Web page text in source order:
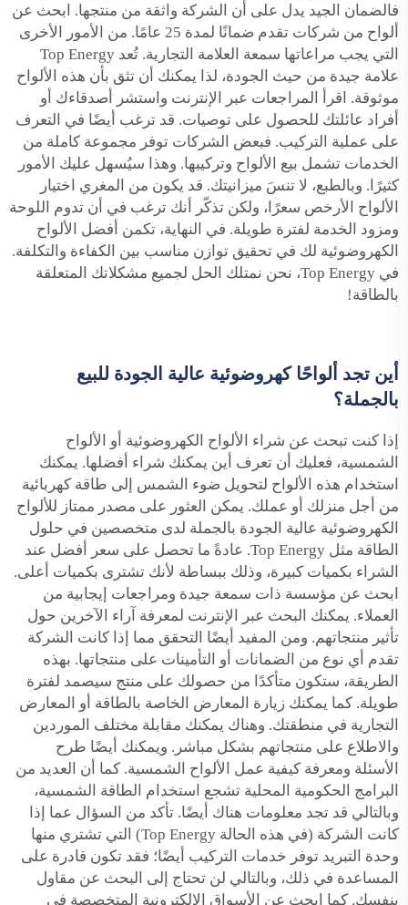
فالضمان الجيد يدل على أن الشركة واثقة من منتجها. ابحث عن
ألواح من شركات تقدم ضمانًا لمدة 25 عامًا. من الأمور الأخرى
التي يجب مراعاتها سمعة العلامة التجارية. تُعد Top Energy
علامة جيدة من حيث الجودة، لذا يمكنك أن تثق بأن هذه الألواح
موثوقة. اقرأ المراجعات عبر الإنترنت واستشر أصدقاءك أو
أفراد عائلتك للحصول على توصيات. قد ترغب أيضًا في التعرف
على عملية التركيب. فبعض الشركات توفر مجموعة كاملة من
الخدمات تشمل بيع الألواح وتركيبها. وهذا سيُسهل عليك الأمور
كثيرًا. وبالطبع، لا تنسَ ميزانيتك. قد يكون من المغري اختيار
الألواح الأرخص سعرًا، ولكن تذكّر أنك ترغب في أن تدوم اللوحة
ومزود الخدمة لفترة طويلة. في النهاية، تكمن أفضل الألواح
الكهروضوئية لك في تحقيق توازن مناسب بين الكفاءة والتكلفة.
في Top Energy، نحن نمتلك الحل لجميع مشكلاتك المتعلقة
بالطاقة!
أين تجد ألواحًا كهروضوئية عالية الجودة للبيع
بالجملة؟
إذا كنت تبحث عن شراء الألواح الكهروضوئية أو الألواح
الشمسية، فعليك أن تعرف أين يمكنك شراء أفضلها. يمكنك
استخدام هذه الألواح لتحويل ضوء الشمس إلى طاقة كهربائية
من أجل منزلك أو عملك. يمكن العثور على مصدر ممتاز للألواح
الكهروضوئية عالية الجودة بالجملة لدى متخصصين في حلول
الطاقة مثل Top Energy. عادةً ما تحصل على سعر أفضل عند
الشراء بكميات كبيرة، وذلك ببساطة لأنك تشترى بكميات أعلى.
ابحث عن مؤسسة ذات سمعة جيدة ومراجعات إيجابية من
العملاء. يمكنك البحث عبر الإنترنت لمعرفة آراء الآخرين حول
تأثير منتجاتهم. ومن المفيد أيضًا التحقق مما إذا كانت الشركة
تقدم أي نوع من الضمانات أو التأمينات على منتجاتها. بهذه
الطريقة، ستكون متأكدًا من حصولك على منتج سيصمد لفترة
طويلة. كما يمكنك زيارة المعارض الخاصة بالطاقة أو المعارض
التجارية في منطقتك. وهناك يمكنك مقابلة مختلف الموردين
والاطلاع على منتجاتهم بشكل مباشر. ويمكنك أيضًا طرح
الأسئلة ومعرفة كيفية عمل الألواح الشمسية. كما أن العديد من
البرامج الحكومية المحلية تشجع استخدام الطاقة الشمسية،
وبالتالي قد تجد معلومات هناك أيضًا. تأكد من السؤال عما إذا
كانت الشركة (في هذه الحالة Top Energy) التي تشتري منها
وحدة التبريد توفر خدمات التركيب أيضًا؛ فقد تكون قادرة على
المساعدة في ذلك، وبالتالي لن تحتاج إلى البحث عن مقاول
بنفسك. كما ابحث عن الأسواق الإلكترونية المتخصصة في